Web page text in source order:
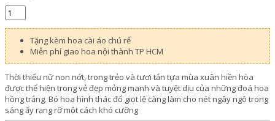
Tặng kèm hoa cài áo chú rể
Miễn phí giao hoa nội thành TP HCM
Thời thiếu nữ non nớt, trong trẻo và tươi tắn tựa mùa xuân hiền hòa
được thể hiện trong vẻ đẹp mỏng manh và tuyệt dịu của những đoá hoa
hồng trắng. Bó hoa hình thác đổ giọt lệ càng làm cho nét ngây ngô trong
sáng ấy rạng rỡ một cách khó cưỡng